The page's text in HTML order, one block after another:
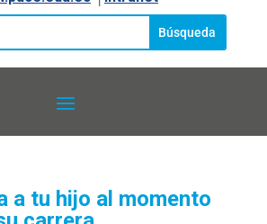
a tu hijo al momento